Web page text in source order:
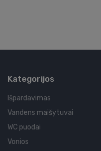
Kategorijos
Išpardavimas
Vandens maišytuvai
WC puodai
Vonios